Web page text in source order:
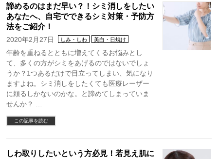
諦めるのはまだ早い？！シミ消しをしたい
あなたへ、自宅でできるシミ対策・予防方
法をご紹介！
2020年2月27日 しみ・しわ 美白・日焼け
年齢を重ねるとともに増えてくるお悩みとし
て、多くの方がシミをあげるのではないでしょ
うか？1つあるだけで目立ってしまい、気になり
ますよね。シミ消しをしたくても医療レーザー
に頼るしかないのかな。と諦めてしまっていま
せんか？ …
この記事を読む
しわ取りしたいという方必見！若見え肌に